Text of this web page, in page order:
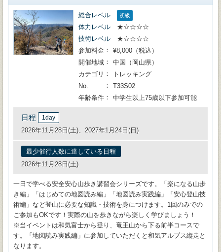
総合レベル 初級
体力レベル
★☆☆☆☆
技術レベル
★☆☆☆☆
参加料金
¥8,000（税込）
開催地域
中国（岡山県）
カテゴリ
トレッキング
No.
T33S02
年齢条件
中学生以上75歳以下参加可能
日程 1day
2026年11月28日(土)、2027年1月24日(日)
最少催行人数に達している日程
2026年11月28日(土)
一日で学べる安全安心山歩き講習会シリーズです。「楽になる山歩
き編」「はじめての地図読み編」「地図読み実践編」「安心登山技
術編」など登山に必要な知識・技術を身につけます。1回のみでの
ご参加もOKです！実際の山を歩きながら楽しく学びましょう！
※当イベントは和気富士から登り、竜王山から下る前半コースで
す。「地図読み実践編」に参加していただくと和気アルプス縦走と
なります。